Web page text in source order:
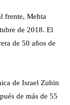
frente, Mehta
de 2018. El
de 50 años de
de Israel Zubin
de más de 55